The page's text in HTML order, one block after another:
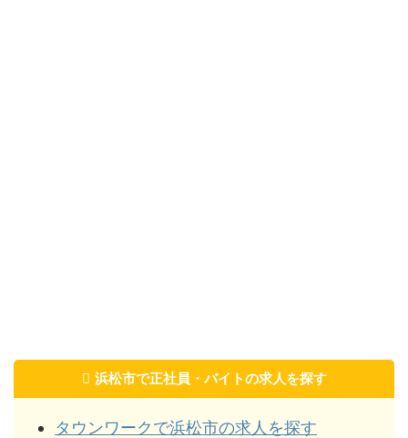
浜松市で正社員・バイトの求人を探す
タウンワークで浜松市の求人を探す